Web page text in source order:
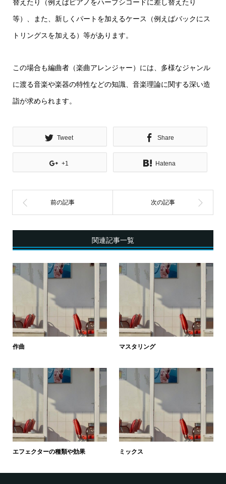
替えたり（例えばピアノをハープシコードに差し替えたり
等）、また、新しくパートを加えるケース（例えばバックにス
トリングスを加える）等があります。
この場合も編曲者（楽曲アレンジャー）には、多様なジャンル
に渡る音楽や楽器の特性などの知識、音楽理論に関する深い造
詣が求められます。
Tweet Share
+1 Hatena
関連記事一覧
作曲 マスタリング
エフェクターの種類や効果 ミックス